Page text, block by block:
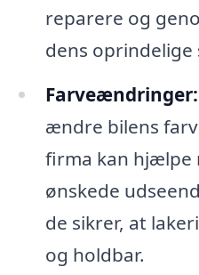
reparere og
dens oprindelige
Farveændringer:
ændre bilens
firma kan hjælpe
ønskede
de sikrer, at
og holdbar.